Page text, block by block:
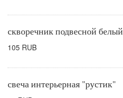
скворечник подвесной белый
105 RUB
свеча интерьерная "рустик"